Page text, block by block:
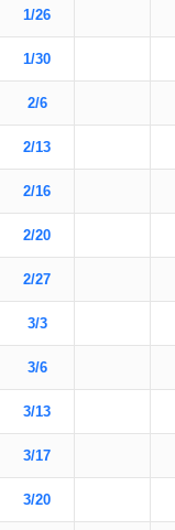
1/26
1/30
2/6
2/13
2/16
2/20
2/27
3/3
3/6
3/13
3/17
3/20